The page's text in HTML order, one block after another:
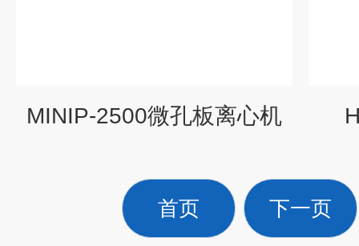
MINIP-2500微孔板离心机
首页 下一页